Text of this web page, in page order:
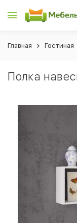
Главная Гостиная
Полка